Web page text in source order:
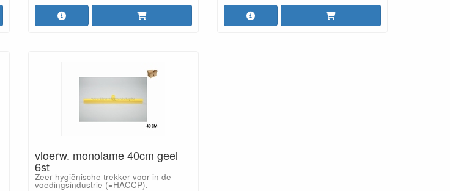
vloerw. monolame 40cm geel
6st
Zeer hygiënische trekker voor in de
voedingsindustrie (=HACCP).